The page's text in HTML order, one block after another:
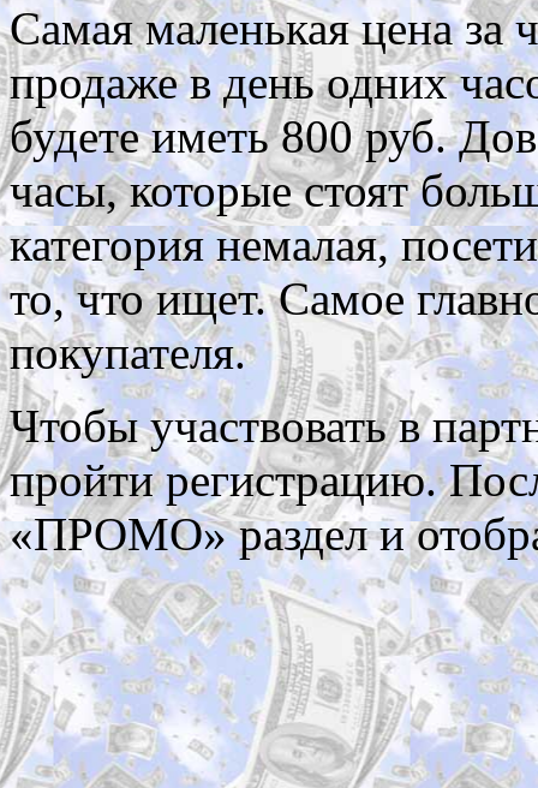
Самая маленькая цена
продаже в день одних
будете иметь 800 руб.
часы, которые стоят
категория немалая,
то, что ищет. Самое
покупателя.
Чтобы участвовать в
пройти регистрацию.
«ПРОМО» раздел и